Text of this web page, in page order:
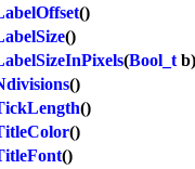
()
()
(Bool_tb)
()
()
()
()